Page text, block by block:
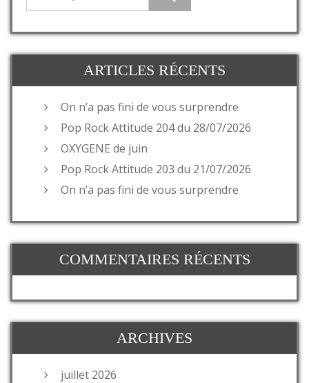
ARTICLES RÉCENTS
On n’a pas fini de vous surprendre
Pop Rock Attitude 204 du 28/07/2026
OXYGENE de juin
Pop Rock Attitude 203 du 21/07/2026
On n’a pas fini de vous surprendre
COMMENTAIRES RÉCENTS
ARCHIVES
juillet 2026